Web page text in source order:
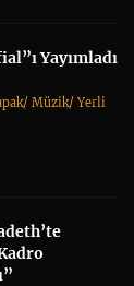
Yayımladı
/Müzik/Yerli